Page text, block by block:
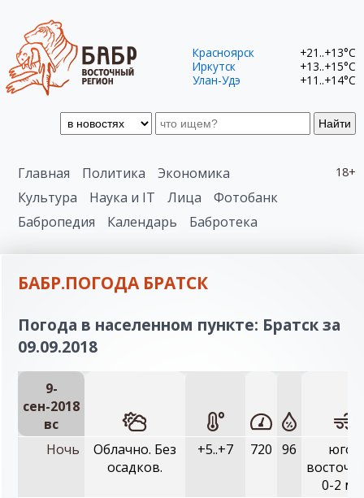
Найти
Красноярск
+21..+13°C
Иркутск
+13..+15°C
Улан-Удэ
+11..+14°C
18+
Главная Политика
Экономика
Культура
Наука и IT Лица
Фотобанк
Бабропедия
Календарь Бабротека
БАБР.ПОГОДА БРАТСК
Погода в населенном пункте: Братск за
09.09.2018
9-
сен-2018
вc
Ночь
Облачно. Без
осадков.
+5..+7 720 96
юго-
0-2 м/с